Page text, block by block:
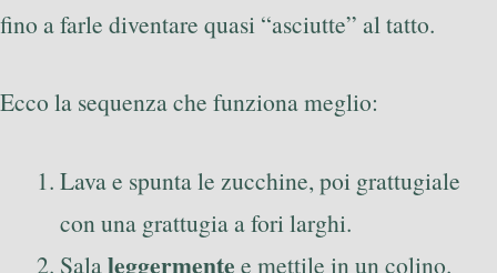
fino a farle diventare quasi “asciutte” al tatto.
Ecco la sequenza che funziona meglio:
Lava e spunta le zucchine, poi grattugiale
con una grattugia a fori larghi.
Salaleggermente e mettile in un colino.